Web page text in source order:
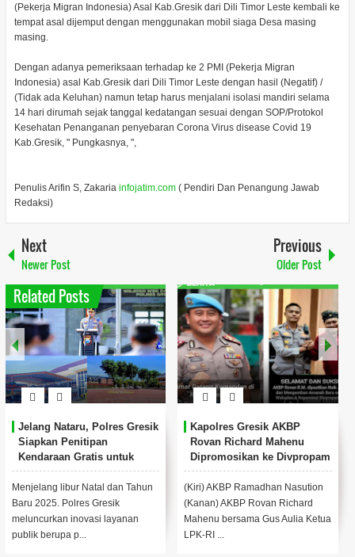
(Pekerja Migran Indonesia) Asal Kab.Gresik dari Dili Timor Leste kembali ke
tempat asal dijemput dengan menggunakan mobil siaga Desa masing
masing.
Dengan adanya pemeriksaan terhadap ke 2 PMI (Pekerja Migran
Indonesia) asal Kab.Gresik dari Dili Timor Leste dengan hasil (Negatif) /
(Tidak ada Keluhan) namun tetap harus menjalani isolasi mandiri selama
14 hari dirumah sejak tanggal kedatangan sesuai dengan SOP/Protokol
Kesehatan Penanganan penyebaran Corona Virus disease Covid 19
Kab.Gresik, " Pungkasnya, ",
Penulis Arifin S, Zakaria infojatim.com( Pendiri Dan Penangung Jawab
Redaksi)
Next
Newer Post
Previous
Older Post
Related Posts
Jelang Nataru, Polres Gresik
Siapkan Penitipan
Kendaraan Gratis untuk
Warga
Menjelang libur Natal dan Tahun
Baru 2025. Polres Gresik
meluncurkan inovasi layanan
publik berupa p...
Kapolres Gresik AKBP
Rovan Richard Mahenu
Dipromosikan ke Divpropam
Mabes Polri
(Kiri) AKBP Ramadhan Nasution
(Kanan) AKBP Rovan Richard
Mahenu bersama Gus Aulia Ketua
LPK-RI ...